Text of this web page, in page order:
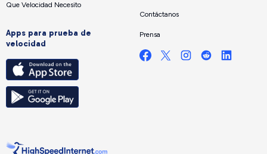
Que Velocidad Necesito
Apps para prueba de
velocidad
Contáctanos
Prensa